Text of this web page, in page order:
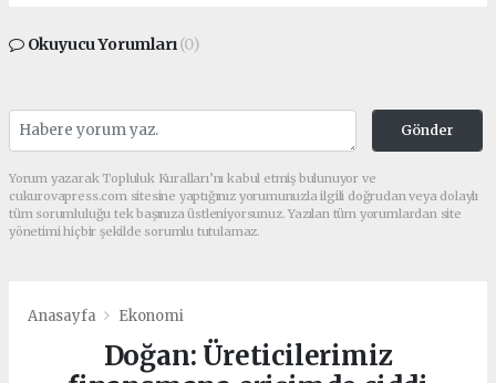
Okuyucu Yorumları(0)
Gönder
Yorum yazarak Topluluk Kuralları’nı kabul etmiş bulunuyor ve
cukurovapress.com sitesine yaptığınız yorumunuzla ilgili doğrudan veya dolaylı
tüm sorumluluğu tek başınıza üstleniyorsunuz. Yazılan tüm yorumlardan site
yönetimi hiçbir şekilde sorumlu tutulamaz.
Anasayfa Ekonomi
Doğan: Üreticilerimiz